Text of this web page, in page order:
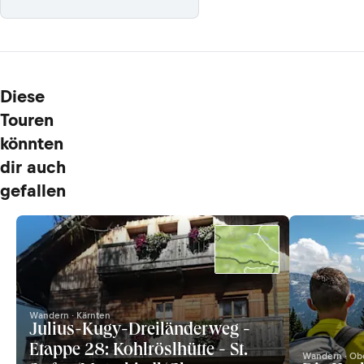
Diese
Touren
könnten
dir auch
gefallen
Wandern · Kärnten
Julius-Kugy-Dreiländerweg -
Etappe 28: Kohlröslhütte - St.
Wandern ·